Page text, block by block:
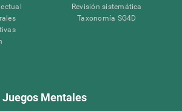
Revisión sistemática
Taxonomía SG4D
Juegos Mentales